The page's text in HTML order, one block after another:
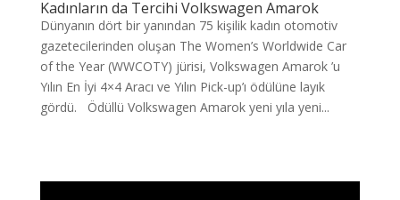
Kadınların da Tercihi Volkswagen Amarok
Dünyanın dört bir yanından 75 kişilik kadın otomotiv
gazetecilerinden oluşan The Women’s Worldwide Car
of the Year (WWCOTY) jürisi, Volkswagen Amarok ’u
Yılın En İyi 4×4 Aracı ve Yılın Pick-up’ı ödülüne layık
gördü. Ödüllü Volkswagen Amarok yeni yıla yeni...